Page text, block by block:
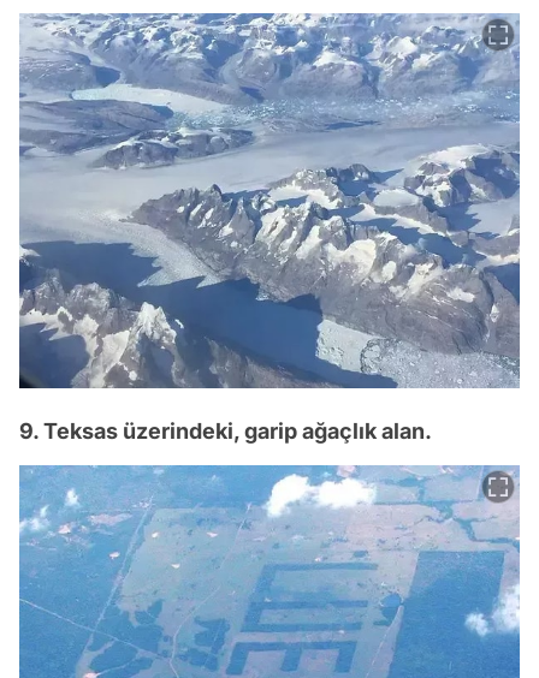
9. Teksas üzerindeki, garip ağaçlık alan.